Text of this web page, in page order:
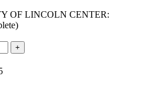
OF LINCOLN CENTER:
+